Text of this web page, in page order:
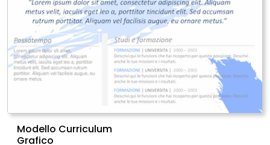
Modello Curriculum
Grafico